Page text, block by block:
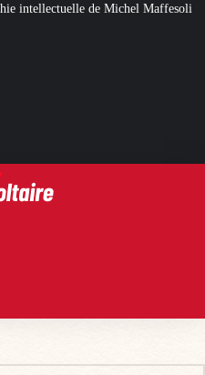
Maffesoli Pour regagner son